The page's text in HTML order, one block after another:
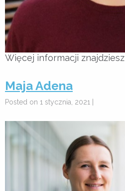
Więcej informacji znajdziesz
Maja Adena
Posted on 1 stycznia, 2021 |